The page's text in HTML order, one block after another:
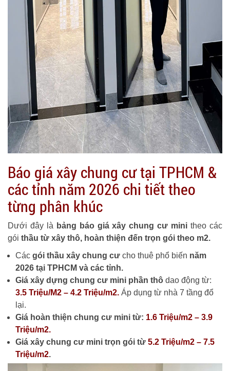
Báo giá xây chung cư tại TPHCM &
các tỉnh năm 2026 chi tiết theo
từng phân khúc
Dưới đây là bảng báo giá xây chung cư mini theo các
gói thầu từ xây thô, hoàn thiện đến trọn gói theo m2.
Các gói thầu xây chung cư cho thuê phổ biến năm
2026 tại TPHCM và các tỉnh.
Giá xây dựng chung cư mini phần thô dao động từ:
3.5 Triệu/M2 – 4.2 Triệu/m2. Áp dụng từ nhà 7 tầng đổ
lại.
Giá hoàn thiện chung cư mini từ: 1.6 Triệu/m2 – 3.9
Triệu/m2.
Giá xây chung cư mini trọn gói từ 5.2 Triệu/m2 – 7.5
Triệu/m2.